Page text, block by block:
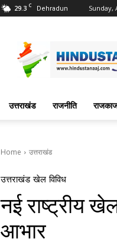
29.3 C Dehradun Sunday,
Aaj
उत्तराखंड राजनीति
Home उत्तराखंड
उत्तराखंड खेल विविध
नई राष्ट्रीय
आभार